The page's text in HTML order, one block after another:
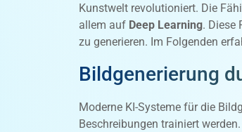
Kunstwelt revolutioniert. Die
allem auf Deep Learning. Diese
zu generieren. Im Folgenden
Bildgenerierung
Moderne KI-Systeme für die
Beschreibungen trainiert